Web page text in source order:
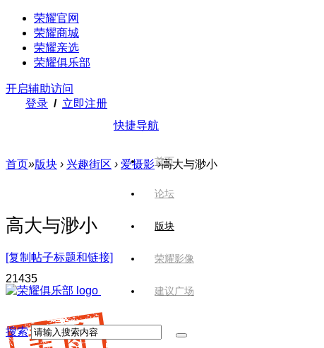
荣耀官网
荣耀商城
荣耀亲选
荣耀俱乐部
开启辅助访问
登录 / 立即注册
快捷导航
首页
论坛
版块
荣耀影像
建议广场
搜索
首页»版块 › 兴趣街区 › 爱摄影 ›高大与渺小
高大与渺小
[复制帖子标题和链接]
21435